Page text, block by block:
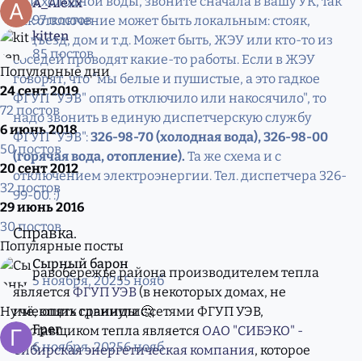
как отключение может быть локальным: стояк,
подъезд, дом и т.д. Может быть, ЖЭУ или кто-то из
соседей проводят какие-то работы. Если в ЖЭУ
говорят, что "мы белые и пушистые, а это гадкое
ФГУП "УЭВ" опять отключило или накосячило", то
надо звонить в единую диспетчерскую службу
ФГУП "УЭВ":326-98-70 (холодная вода), 326-98-00
(горячая вода, отопление). Та же схема и с
отключением электроэнергии. Тел. диспетчера 326-
99-00. :)
Справка.
В правобережье района производителем тепла
являетсяФГУП УЭВ (в некоторых домах, не
имеющих границы с сетями ФГУП УЭВ,
поставщиком тепла является ОАО "СИБЭКО" -
Сибирская энергетическая компания, которое
97 постов
kitten
85 постов
Популярные дни
24 сент 2019
72 постов
6 июнь 2018
50 постов
20 сент 2012
32 постов
29 июнь 2016
30 постов
Популярные посты
Сырный барон
5 ноября, 20255 нояб
Ну чё, опять сдвинули🤔
Грег
6 ноября, 20256 нояб